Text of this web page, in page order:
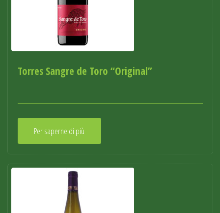
Torres Sangre de Toro “Original”
Per saperne di più